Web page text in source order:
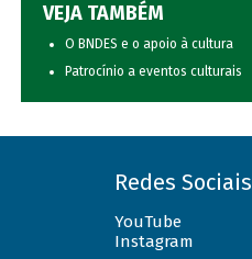
VEJA TAMBÉM
O BNDES e o apoio à cultura
Patrocínio a eventos culturais
Redes Sociais
YouTube
Instagram